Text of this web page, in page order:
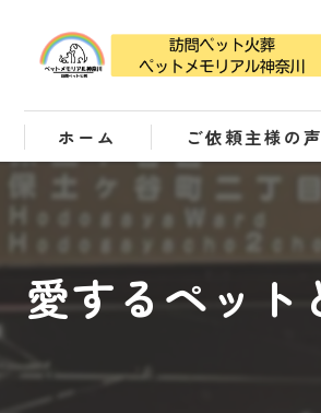
ホーム ご依頼主様の声
愛するペット